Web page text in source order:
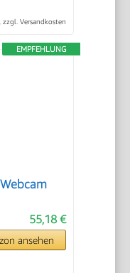
zzgl. Versandkosten
EMPFEHLUNG
55,18 €
ansehen